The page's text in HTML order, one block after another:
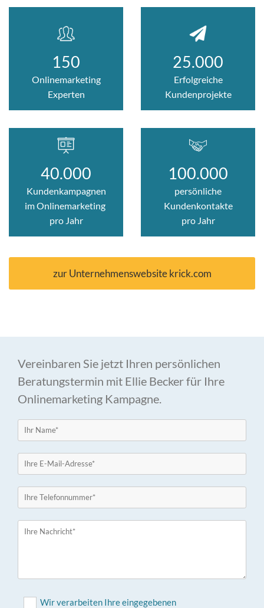
150
Onlinemarketing
Experten
25.000
Erfolgreiche
Kundenprojekte
40.000
Kundenkampagnen
im Onlinemarketing
pro Jahr
100.000
persönliche
Kundenkontakte
pro Jahr
zur Unternehmenswebsite krick.com
Vereinbaren Sie jetzt Ihren persönlichen
Beratungstermin mit Ellie Becker für Ihre
Onlinemarketing Kampagne.
Wir verarbeiten Ihre eingegebenen